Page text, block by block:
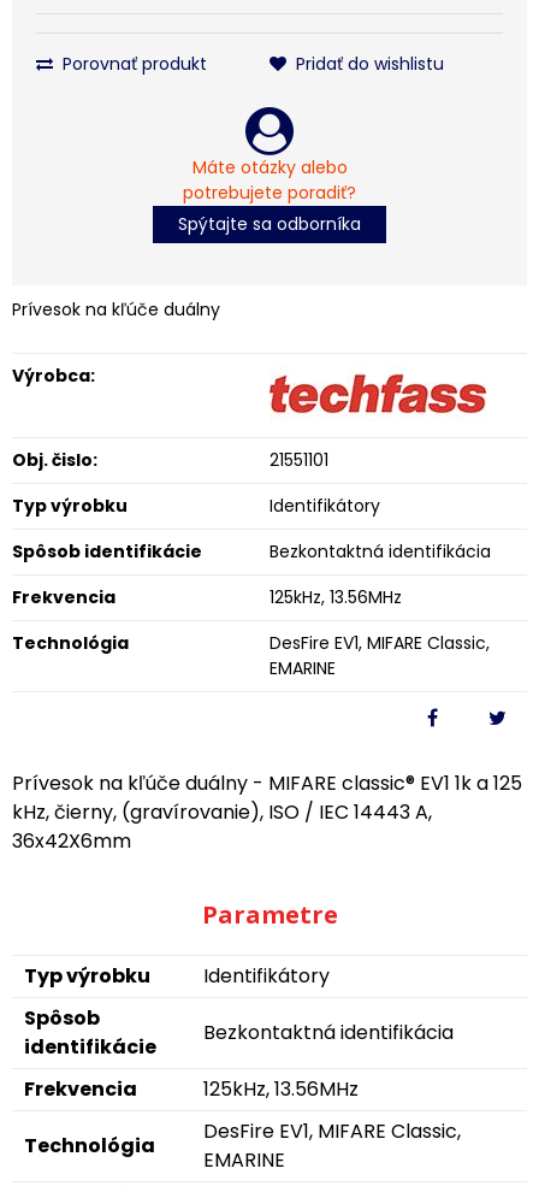
Porovnať produkt Pridať do wishlistu
Máte otázky alebo
potrebujete poradiť?
Spýtajte sa odborníka
Prívesok na kľúče duálny
Výrobca:
Obj. čislo:
21551101
Typ výrobku
Identifikátory
Spôsob identifikácie
Bezkontaktná identifikácia
Frekvencia
125kHz, 13.56MHz
Technológia
DesFire EV1, MIFARE Classic,
EMARINE
Prívesok na kľúče duálny - MIFARE classic® EV1 1k a 125
kHz, čierny, (gravírovanie), ISO / IEC 14443 A,
36x42X6mm
Parametre
Typ výrobku
Identifikátory
Spôsob
identifikácie
Bezkontaktná identifikácia
Frekvencia 125kHz, 13.56MHz
Technológia
DesFire EV1, MIFARE Classic,
EMARINE